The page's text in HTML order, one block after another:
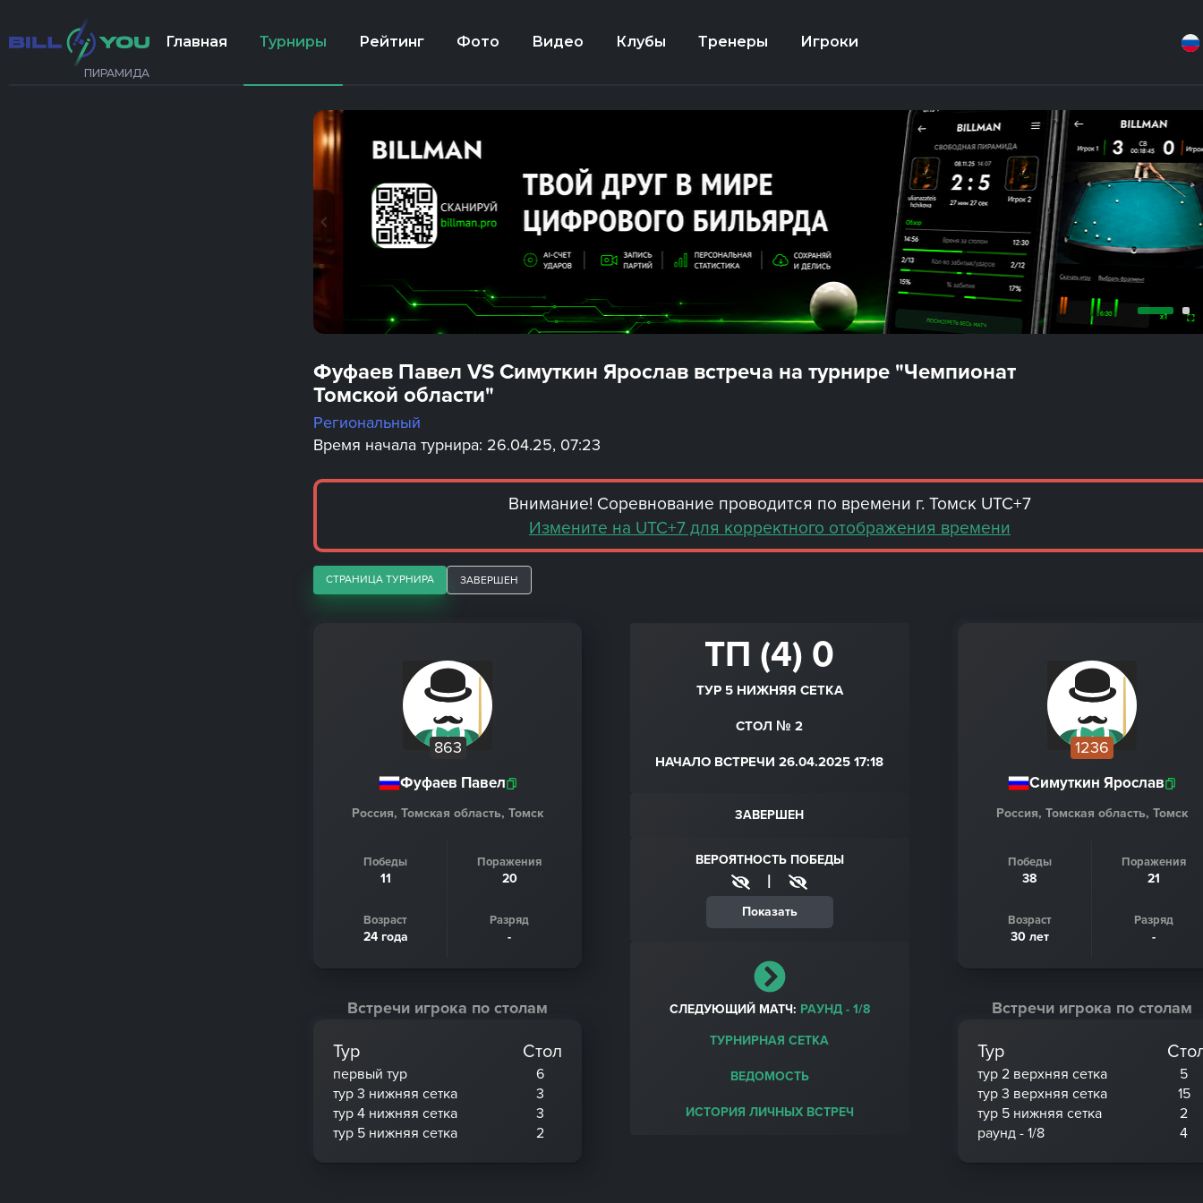
ПИРАМИДА
Главная Турниры Рейтинг Фото Видео Клубы Тренеры Игроки
Фуфаев Павел VS Симуткин Ярослав встреча на турнире "Чемпионат
Томской области"
Региональный
Время начала турнира: 26.04.25, 07:23
Внимание! Соревнование проводится по времени г. Томск UTC+7
Измените на UTC+7 для корректного отображения времени
СТРАНИЦА ТУРНИРА ЗАВЕРШЕН
863
Фуфаев Павел
Россия, Томская область, Томск
Победы
11
Поражения
20
Возраст
24 года
Разряд
-
Встречи игрока по столам
Тур Стол
первый тур
6
тур 3 нижняя сетка
3
тур 4 нижняя сетка
3
тур 5 нижняя сетка
2
ТП (4) 0
ТУР 5 НИЖНЯЯ СЕТКА
СТОЛ № 2
НАЧАЛО ВСТРЕЧИ 26.04.2025 17:18
ЗАВЕРШЕН
ВЕРОЯТНОСТЬ ПОБЕДЫ
|
Показать
СЛЕДУЮЩИЙ МАТЧ: РАУНД - 1/8
ТУРНИРНАЯ СЕТКА
ВЕДОМОСТЬ
ИСТОРИЯ ЛИЧНЫХ ВСТРЕЧ
1236
Симуткин Ярослав
Россия, Томская область, Томск
Победы
38
Поражения
21
Возраст
30 лет
Разряд
-
Встречи игрока по столам
Тур
тур 2 верхняя сетка
5
тур 3 верхняя сетка
15
тур 5 нижняя сетка
2
раунд - 1/8
4